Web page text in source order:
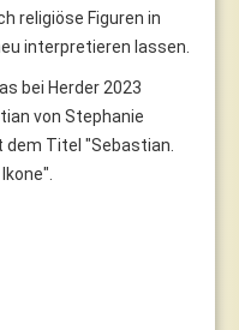
religiöse Figuren in
interpretieren lassen.
bei Herder 2023
von Stephanie
dem Titel "Sebastian.